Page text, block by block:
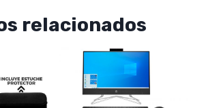
relacionados